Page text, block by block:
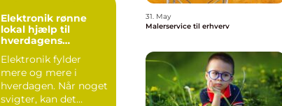
Elektronik rønne
lokal hjælp til
hverdagens
Elektronik fylder
mere og mere i
hverdagen. Når noget
svigter, kan det
31. May
Malerservice til erhverv